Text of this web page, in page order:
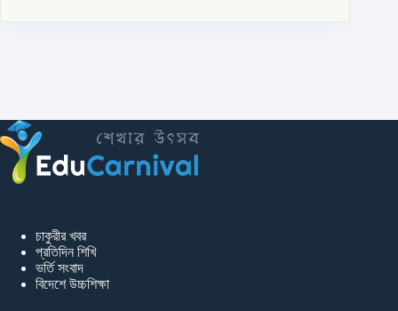
চাকুরীর খবর
প্রতিদিন শিখি
ভর্তি সংবাদ
বিদেশে উচ্চশিক্ষা